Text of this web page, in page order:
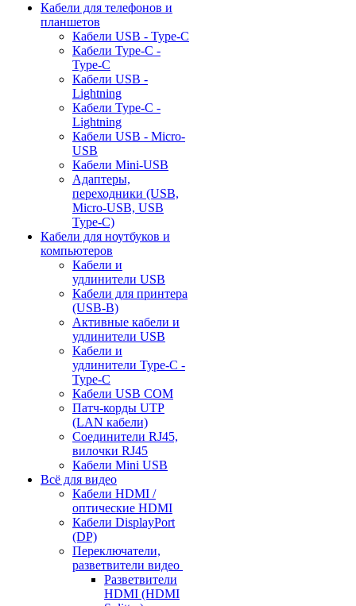
Кабели для телефонов и
планшетов
Кабели USB - Type-C
Кабели Type-C -
Type-C
Кабели USB -
Lightning
Кабели Type-C -
Lightning
Кабели USB - Micro-
USB
Кабели Mini-USB
Адаптеры,
переходники (USB,
Micro-USB, USB
Type-C)
Кабели для ноутбуков и
компьютеров
Кабели и
удлинители USB
Кабели для принтера
(USB-B)
Активные кабели и
удлинители USB
Кабели и
удлинители Type-C -
Type-C
Кабели USB COM
Патч-корды UTP
(LAN кабели)
Соединители RJ45,
вилочки RJ45
Кабели Mini USB
Всё для видео
Кабели HDMI /
оптические HDMI
Кабели DisplayPort
(DP)
Переключатели,
разветвители видео
Разветвители
HDMI (HDMI